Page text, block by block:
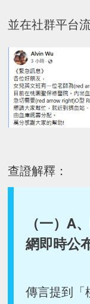
並在社群平台流
查證解釋：
（一）A
網即時公
傳言提到「